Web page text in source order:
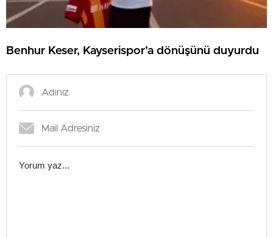
Benhur Keser, Kayserispor’a dönüşünü duyurdu